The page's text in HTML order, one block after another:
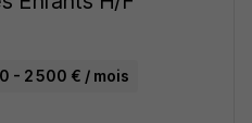
- 2 500 € / mois